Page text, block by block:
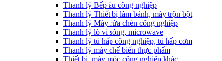
Thanh lý Bếp âu công nghiệp
Thanh lý Thiết bị làm bánh, máy trộn bột
Thanh lý Máy rửa chén công nghiệp
Thanh lý lò vi sóng, microwave
Thanh lý tủ hấp công nghiệp, tủ hấp cơm
Thanh lý máy chế biến thực phẩm
Thiết bị, máy móc công nghiệp khác